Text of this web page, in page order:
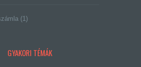
(1)
GYAKORI TÉMÁK